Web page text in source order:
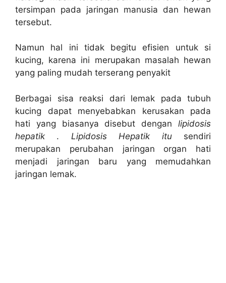
tersimpan pada jaringan manusia dan hewan
tersebut.
Namun hal ini tidak begitu efisien untuk si
kucing, karena ini merupakan masalah hewan
yang paling mudah terserang penyakit
Berbagai sisa reaksi dari lemak pada tubuh
kucing dapat menyebabkan kerusakan pada
hati yang biasanya disebut dengan lipidosis
hepatik . Lipidosis Hepatik itusendiri
merupakan perubahan jaringan organ hati
menjadi jaringan baru yang memudahkan
jaringan lemak.